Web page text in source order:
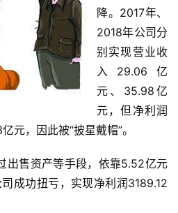
降。2017年、
2018年公司分
别实现营业收
入29.06亿
元、35.98亿
元，但净利润
元，因此被“披星戴帽”。
出售资产等手段，依靠5.52亿元
成功扭亏，实现净利润3189.12